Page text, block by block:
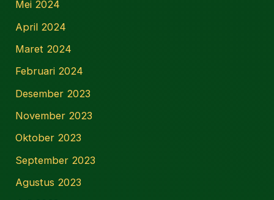
Mei 2024
April 2024
Maret 2024
Februari 2024
Desember 2023
November 2023
Oktober 2023
September 2023
Agustus 2023